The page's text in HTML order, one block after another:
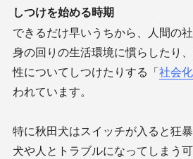
しつけを始める時期
できるだけ早いうちから、人間の
身の回りの生活環境に慣らしたり
性についてしつけたりする「社会化
われています。
特に秋田犬はスイッチが入ると狂
犬や人とトラブルになってしまう